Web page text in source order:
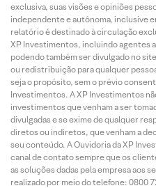
exclusiva, suas visões e opiniões
independente e autônoma, inclusive
relatório é destinado à circulação
XP Investimentos, incluindo agentes
podendo também ser divulgado no
ou redistribuição para qualquer
seja o propósito, sem o prévio
Investimentos. A XP Investimentos
investimentos que venham a ser
divulgadas e se exime de qualquer
diretos ou indiretos, que venham a
seu conteúdo. A Ouvidoria da XP
canal de contato sempre que os
as soluções dadas pela empresa aos
realizado por meio do telefone: 0800